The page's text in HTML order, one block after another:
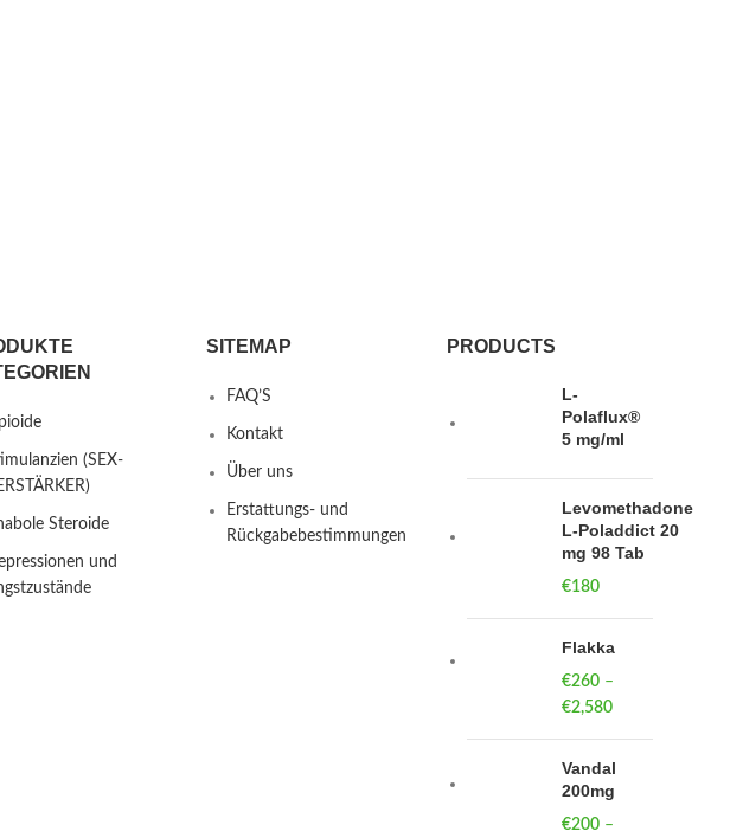
(SEX-
Steroide
und
SITEMAP
FAQ’S
Kontakt
Über uns
Erstattungs- und
Rückgabebestimmungen
PRODUCTS
L-
Polaflux®
5 mg/ml
Levomethadone
L-Poladdict 20
mg 98 Tab
€180
Flakka
€260 –
€2,580
€260
through
Vandal
200mg
€200 –